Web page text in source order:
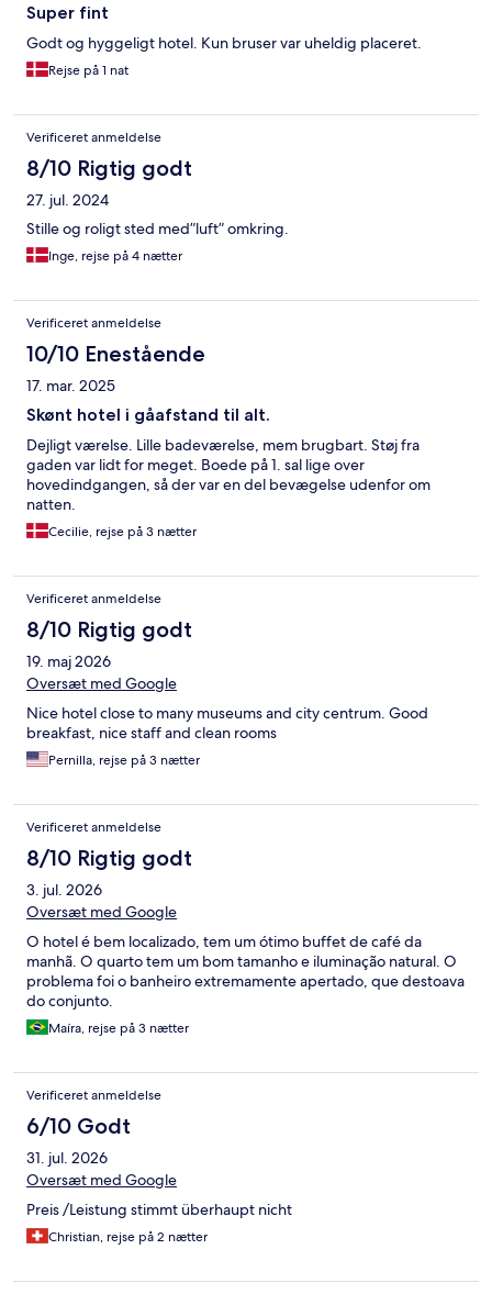
Super fint
Godt og hyggeligt hotel. Kun bruser var uheldig placeret.
Rejse på 1 nat
Verificeret anmeldelse
8/10 Rigtig godt
27. jul. 2024
Stille og roligt sted med”luft” omkring.
Inge, rejse på 4 nætter
Verificeret anmeldelse
10/10 Enestående
17. mar. 2025
Skønt hotel i gåafstand til alt.
Dejligt værelse. Lille badeværelse, mem brugbart. Støj fra
gaden var lidt for meget. Boede på 1. sal lige over
hovedindgangen, så der var en del bevægelse udenfor om
natten.
Cecilie, rejse på 3 nætter
Verificeret anmeldelse
8/10 Rigtig godt
19. maj 2026
Oversæt med Google
Nice hotel close to many museums and city centrum. Good
breakfast, nice staff and clean rooms
Pernilla, rejse på 3 nætter
Verificeret anmeldelse
8/10 Rigtig godt
3. jul. 2026
Oversæt med Google
O hotel é bem localizado, tem um ótimo buffet de café da
manhã. O quarto tem um bom tamanho e iluminação natural. O
problema foi o banheiro extremamente apertado, que destoava
do conjunto.
Maíra, rejse på 3 nætter
Verificeret anmeldelse
6/10 Godt
31. jul. 2026
Oversæt med Google
Preis /Leistung stimmt überhaupt nicht
Christian, rejse på 2 nætter